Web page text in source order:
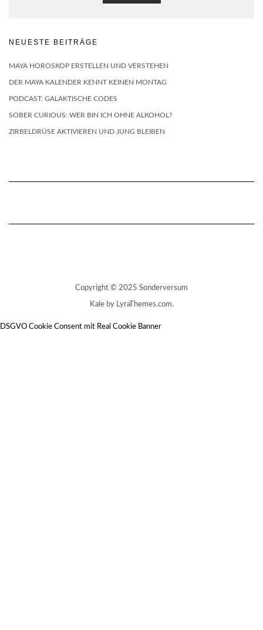
NEUESTE BEITRÄGE
MAYA HOROSKOP ERSTELLEN UND VERSTEHEN
DER MAYA KALENDER KENNT KEINEN MONTAG
PODCAST: GALAKTISCHE CODES
SOBER CURIOUS: WER BIN ICH OHNE ALKOHOL?
ZIRBELDRÜSE AKTIVIEREN UND JUNG BLEIBEN
Copyright © 2025 Sonderversum
Kaleby LyraThemes.com.
DSGVO Cookie Consent mit Real Cookie Banner